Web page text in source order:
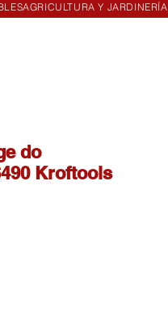
AGRICULTURA Y JARDINERÍA
do
Kroftools